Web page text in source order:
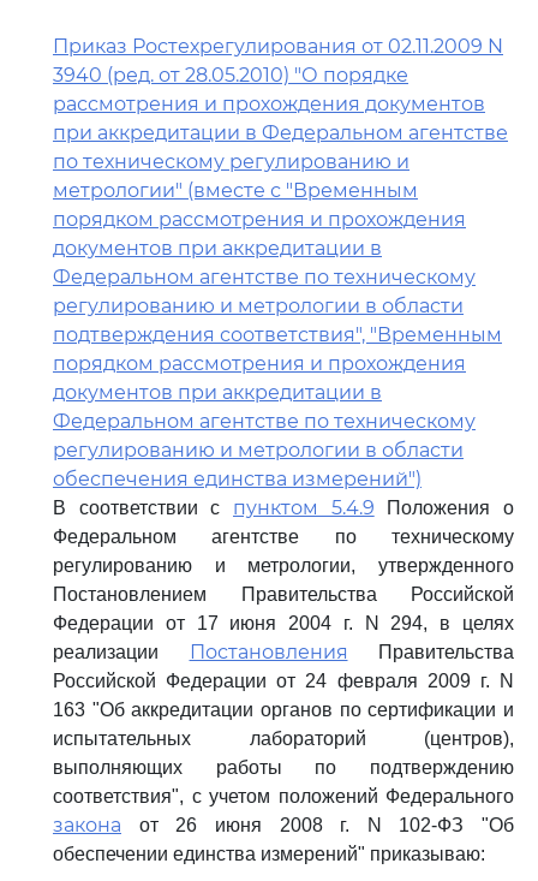
Приказ Ростехрегулирования от 02.11.2009 N
3940 (ред. от 28.05.2010) "О порядке
рассмотрения и прохождения документов
при аккредитации в Федеральном агентстве
по техническому регулированию и
метрологии" (вместе с "Временным
порядком рассмотрения и прохождения
документов при аккредитации в
Федеральном агентстве по техническому
регулированию и метрологии в области
подтверждения соответствия", "Временным
порядком рассмотрения и прохождения
документов при аккредитации в
Федеральном агентстве по техническому
регулированию и метрологии в области
обеспечения единства измерений")
В соответствии с пунктом 5.4.9 Положения о
Федеральном агентстве по техническому
регулированию и метрологии, утвержденного
Постановлением Правительства Российской
Федерации от 17 июня 2004 г. N 294, в целях
реализации
Постановления Правительства
Российской Федерации от 24 февраля 2009 г. N
163 "Об аккредитации органов по сертификации и
испытательных лабораторий (центров),
выполняющих работы по подтверждению
соответствия", с учетом положений Федерального
закона от 26 июня 2008 г. N 102-ФЗ "Об
обеспечении единства измерений" приказываю: